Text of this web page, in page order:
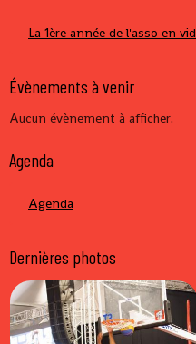
La 1ère année de l'asso en vid
Évènements à venir
Aucun évènement à afficher.
Agenda
Agenda
Dernières photos